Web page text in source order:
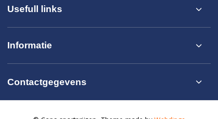
Usefull links
Informatie
Contactgegevens